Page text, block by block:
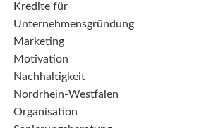
Kredite für
Unternehmensgründung
Marketing
Motivation
Nachhaltigkeit
Nordrhein-Westfalen
Organisation